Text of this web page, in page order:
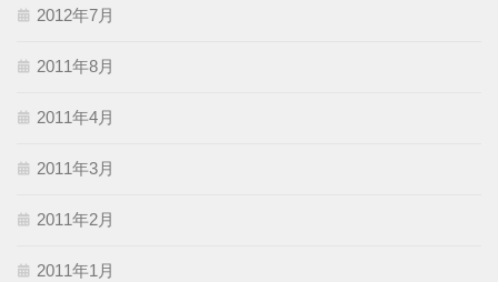
2012年7月
2011年8月
2011年4月
2011年3月
2011年2月
2011年1月